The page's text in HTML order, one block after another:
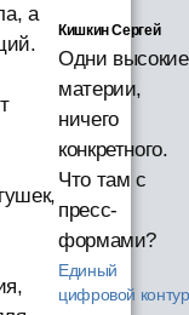
а
Кишкин Сергей
Одни высокие
материи,
ничего
конкретного.
Что там с
пресс-
формами?
Единый
цифровой контур